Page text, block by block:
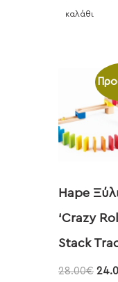
καλάθι
Hape
‘Crazy
Stack
28.00€